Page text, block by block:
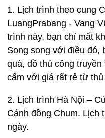
1. Lịch trình theo cung
LuangPrabang - Vang
trình này, bạn chỉ mất
Song song với điều đó,
quà, đồ thủ công
cẩm với giá rất rẻ từ
2. Lịch trình Hà Nội –
Cánh đồng Chum. Lịch
ngày.